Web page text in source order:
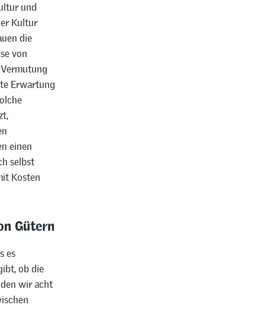
und
Kultur
die
von
Erwartung
einen
selbst
Kosten
Gütern
es
ob die
wir acht